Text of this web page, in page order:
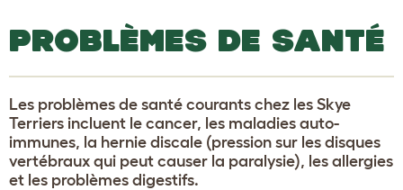
PROBLÈMES DE SANTÉ
Les problèmes de santé courants chez les Skye
Terriers incluent le cancer, les maladies auto-
immunes, la hernie discale (pression sur les disques
vertébraux qui peut causer la paralysie), les allergies
et les problèmes digestifs.